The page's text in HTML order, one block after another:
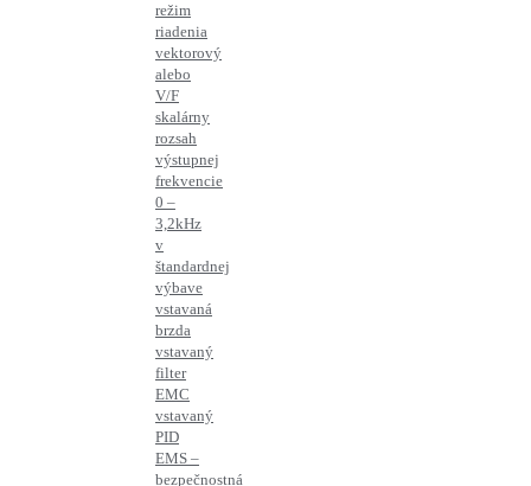
režim
riadenia
vektorový
alebo
V/F
skalárny
rozsah
výstupnej
frekvencie
0 –
3,2kHz
v
štandardnej
výbave
vstavaná
brzda
vstavaný
filter
EMC
vstavaný
PID
EMS –
bezpečnostná